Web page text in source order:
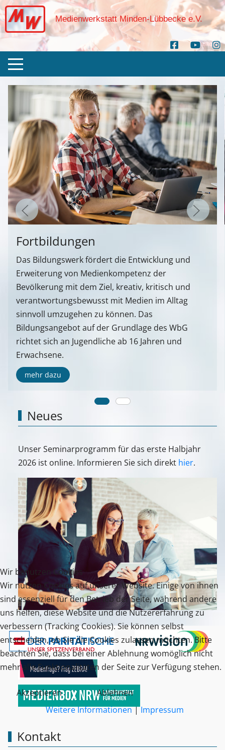
Medienwerkstatt Minden-Lübbecke e.V.
Fortbildungen
Das Bildungswerk fördert die Entwicklung und
Erweiterung von Medienkompetenz der
Bevölkerung mit dem Ziel, kreativ, kritisch und
verantwortungsbewusst mit Medien im Alltag
sinnvoll umzugehen zu können. Das
Bildungsangebot auf der Grundlage des WbG
richtet sich an Jugendliche ab 16 Jahren und
Erwachsene.
mehr dazu
Neues
Unser Seminarprogramm für das erste Halbjahr
2026 ist online. Informieren Sie sich direkt hier.
Kontakt
Wir benutzen Cookies
Wir nutzen Cookies auf unserer Website. Einige von ihnen
sind essenziell für den Betrieb der Seite, während andere
uns helfen, diese Website und die Nutzererfahrung zu
verbessern (Tracking Cookies). Sie können selbst
entscheiden, ob Sie die Cookies zulassen möchten. Bitte
beachten Sie, dass bei einer Ablehnung womöglich nicht
mehr alle Funktionalitäten der Seite zur Verfügung stehen.
Akzeptieren
Ablehnen
Weitere Informationen|Impressum